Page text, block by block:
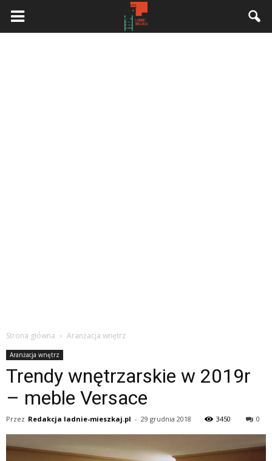
Strona główna Aranżacja wnętrz
Aranżacja wnętrz
Trendy wnętrzarskie w 2019r
– meble Versace
Przez Redakcja ladnie-mieszkaj.pl - 29 grudnia 2018 3450 0